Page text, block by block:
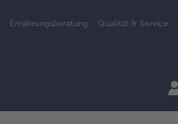
Ernährungsberatung Qualität & Service